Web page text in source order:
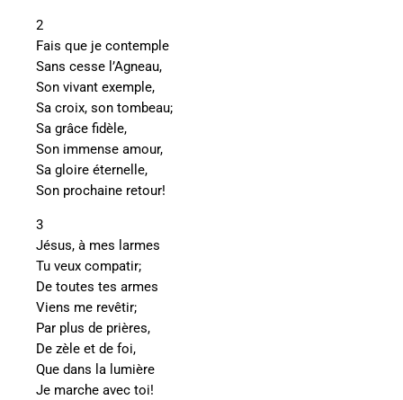
2
Fais que je contemple
Sans cesse l’Agneau,
Son vivant exemple,
Sa croix, son tombeau;
Sa grâce fidèle,
Son immense amour,
Sa gloire éternelle,
Son prochaine retour!
3
Jésus, à mes larmes
Tu veux compatir;
De toutes tes armes
Viens me revêtir;
Par plus de prières,
De zèle et de foi,
Que dans la lumière
Je marche avec toi!